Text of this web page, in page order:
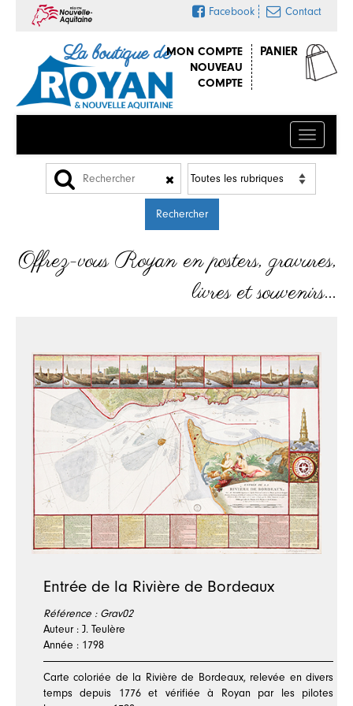
Facebook Contact
La boutique de PANIER
MON COMPTE
NOUVEAU
COMPTE
Menu
Offrez-vous Royan en posters, gravures,
livres et souvenirs…
Entrée de la Rivière de Bordeaux
Référence : Grav02
Auteur : J. Teulère
Année : 1798
Carte coloriée de la Rivière de Bordeaux, relevée en divers
temps depuis 1776 et vérifiée à Royan par les pilotes